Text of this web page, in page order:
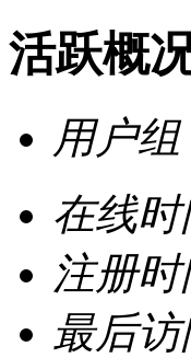
活跃概
用户组
在线时
注册时
最后访